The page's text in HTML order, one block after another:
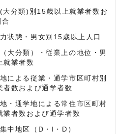
類)別15歳以上就業者数お
態・男女別15歳以上人口
分類）・従業上の地位・男
就業者数
よる従業・通学市区町村別
者数および通学者数
通学地による常住市区町村
業者数および通学者数
地区（D・I・D）